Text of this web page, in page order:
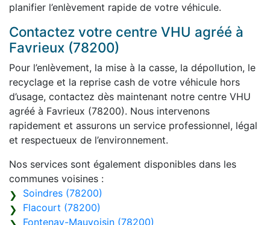
planifier l’enlèvement rapide de votre véhicule.
Contactez votre centre VHU agréé à
Favrieux (78200)
Pour l’enlèvement, la mise à la casse, la dépollution, le
recyclage et la reprise cash de votre véhicule hors
d’usage, contactez dès maintenant notre centre VHU
agréé à Favrieux (78200). Nous intervenons
rapidement et assurons un service professionnel, légal
et respectueux de l’environnement.
Nos services sont également disponibles dans les
communes voisines :
Soindres (78200)
Flacourt (78200)
Fontenay-Mauvoisin (78200)